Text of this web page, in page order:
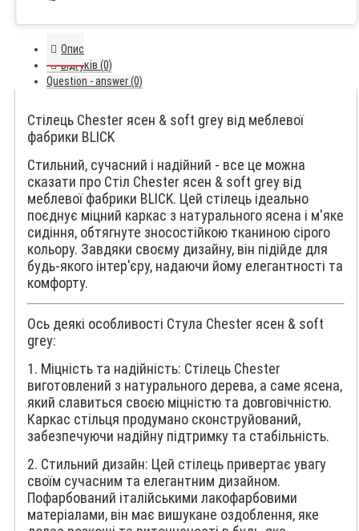
Опис
Відгуків (0)
Question - answer (0)
Стілець Chester ясен & soft grey від меблевої
фабрики BLICK
Стильний, сучасний і надійний - все це можна
сказати про Стіл Chester ясен & soft grey від
меблевої фабрики BLICK. Цей стілець ідеально
поєднує міцний каркас з натурального ясена і м'яке
сидіння, обтягнуте зносостійкою тканиною сірого
кольору. Завдяки своєму дизайну, він підійде для
будь-якого інтер'єру, надаючи йому елегантності та
комфорту.
Ось деякі особливості Стула Chester ясен & soft
grey:
1. Міцність та надійність: Стілець Chester
виготовлений з натурального дерева, а саме ясена,
який славиться своєю міцністю та довговічністю.
Каркас стільця продумано сконструйований,
забезпечуючи надійну підтримку та стабільність.
2. Стильний дизайн: Цей стілець привертає увагу
своїм сучасним та елегантним дизайном.
Пофарбований італійськими лакофарбовими
матеріалами, він має вишукане оздоблення, яке